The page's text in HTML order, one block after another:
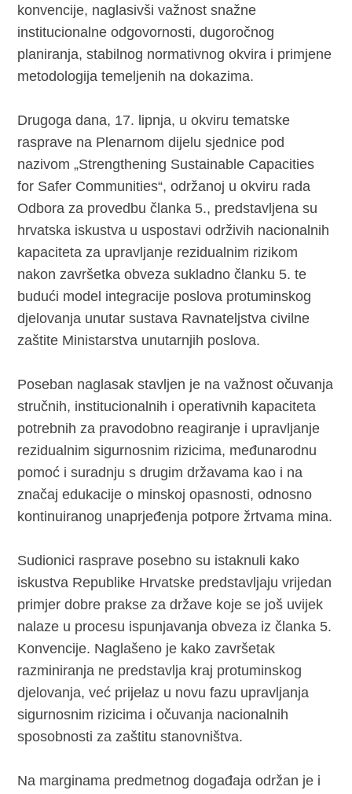
konvencije, naglasivši važnost snažne
institucionalne odgovornosti, dugoročnog
planiranja, stabilnog normativnog okvira i primjene
metodologija temeljenih na dokazima.
Drugoga dana, 17. lipnja, u okviru tematske
rasprave na Plenarnom dijelu sjednice pod
nazivom „Strengthening Sustainable Capacities
for Safer Communities“, održanoj u okviru rada
Odbora za provedbu članka 5., predstavljena su
hrvatska iskustva u uspostavi održivih nacionalnih
kapaciteta za upravljanje rezidualnim rizikom
nakon završetka obveza sukladno članku 5. te
budući model integracije poslova protuminskog
djelovanja unutar sustava Ravnateljstva civilne
zaštite Ministarstva unutarnjih poslova.
Poseban naglasak stavljen je na važnost očuvanja
stručnih, institucionalnih i operativnih kapaciteta
potrebnih za pravodobno reagiranje i upravljanje
rezidualnim sigurnosnim rizicima, međunarodnu
pomoć i suradnju s drugim državama kao i na
značaj edukacije o minskoj opasnosti, odnosno
kontinuiranog unaprjeđenja potpore žrtvama mina.
Sudionici rasprave posebno su istaknuli kako
iskustva Republike Hrvatske predstavljaju vrijedan
primjer dobre prakse za države koje se još uvijek
nalaze u procesu ispunjavanja obveza iz članka 5.
Konvencije. Naglašeno je kako završetak
razminiranja ne predstavlja kraj protuminskog
djelovanja, već prijelaz u novu fazu upravljanja
sigurnosnim rizicima i očuvanja nacionalnih
sposobnosti za zaštitu stanovništva.
Na marginama predmetnog događaja održan je i